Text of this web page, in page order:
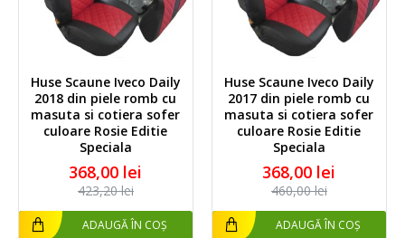
Huse Scaune Iveco Daily
2018 din piele romb cu
masuta si cotiera sofer
culoare Rosie Editie
Speciala
368,00 lei
423,20 lei
ADAUGĂ ÎN COȘ
Huse Scaune Iveco Daily
2017 din piele romb cu
masuta si cotiera sofer
culoare Rosie Editie
Speciala
368,00 lei
460,00 lei
ADAUGĂ ÎN COȘ